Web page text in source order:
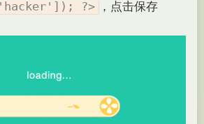
?> ，点击保存